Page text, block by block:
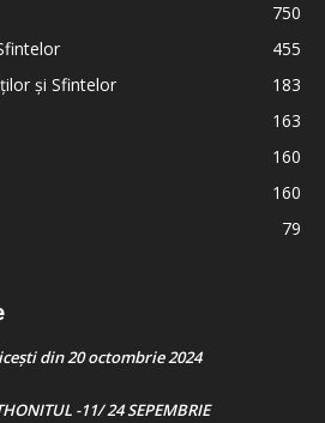
750
455
și Sfintelor
183
163
160
160
79
din 20 octombrie 2024
-11/ 24 SEPEMBRIE